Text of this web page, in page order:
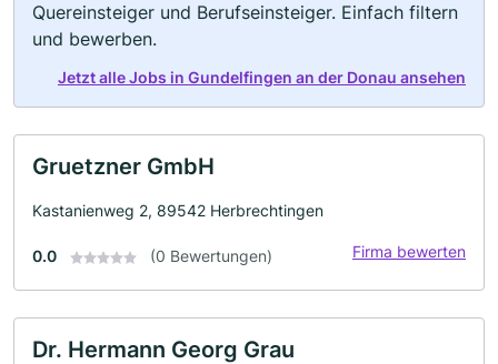
Quereinsteiger und Berufseinsteiger. Einfach filtern
und bewerben.
Jetzt alle Jobs in Gundelfingen an der Donau ansehen
Gruetzner GmbH
Kastanienweg 2, 89542 Herbrechtingen
0.0 (0 Bewertungen) Firma bewerten
Dr. Hermann Georg Grau